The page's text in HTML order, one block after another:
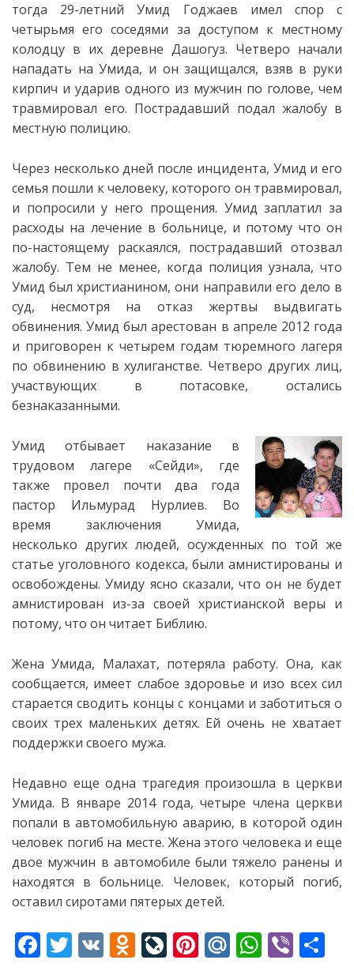
тогда 29-летний Умид Годжаев имел спор с
четырьмя его соседями за доступом к местному
колодцу в их деревне Дашогуз. Четверо начали
нападать на Умида, и он защищался, взяв в руки
кирпич и ударив одного из мужчин по голове, чем
травмировал его. Пострадавший подал жалобу в
местную полицию.
Через несколько дней после инцидента, Умид и его
семья пошли к человеку, которого он травмировал,
и попросили у него прощения. Умид заплатил за
расходы на лечение в больнице, и потому что он
по-настоящему раскаялся, пострадавший отозвал
жалобу. Тем не менее, когда полиция узнала, что
Умид был христианином, они направили его дело в
суд, несмотря на отказ жертвы выдвигать
обвинения. Умид был арестован в апреле 2012 года
и приговорен к четырем годам тюремного лагеря
по обвинению в хулиганстве. Четверо других лиц,
участвующих в потасовке, остались
безнаказанными.
Умид отбывает наказание в
трудовом лагере «Сейди», где
также провел почти два года
пастор Ильмурад Нурлиев. Во
время заключения Умида,
несколько других людей, осужденных по той же
статье уголовного кодекса, были амнистированы и
освобождены. Умиду ясно сказали, что он не будет
амнистирован из-за своей христианской веры и
потому, что он читает Библию.
Жена Умида, Малахат, потеряла работу. Она, как
сообщается, имеет слабое здоровье и изо всех сил
старается сводить концы с концами и заботиться о
своих трех маленьких детях. Ей очень не хватает
поддержки своего мужа.
Недавно еще одна трагедия произошла в церкви
Умида. В январе 2014 года, четыре члена церкви
попали в автомобильную аварию, в которой один
человек погиб на месте. Жена этого человека и еще
двое мужчин в автомобиле были тяжело ранены и
находятся в больнице. Человек, который погиб,
оставил сиротами пятерых детей.
F T V O Li Pi M W Vi